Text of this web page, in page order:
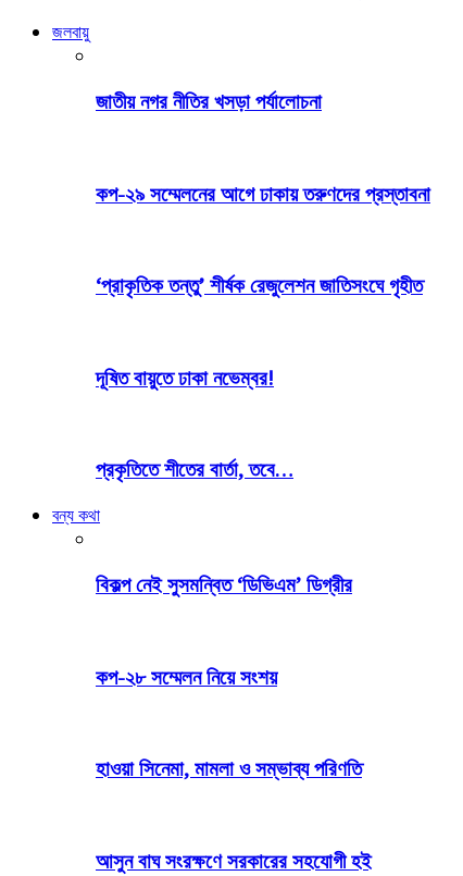
জলবায়ু
জাতীয় নগর নীতির খসড়া পর্যালোচনা
কপ-২৯ সম্মেলনের আগে ঢাকায় তরুণদের প্রস্তাবনা
‘প্রাকৃতিক তন্তু’ শীর্ষক রেজুলেশন জাতিসংঘে গৃহীত
দূষিত বায়ুতে ঢাকা নভেম্বর!
প্রকৃতিতে শীতের বার্তা, তবে…
বন্য কথা
বিকল্প নেই সুসমন্বিত ‘ডিভিএম’ ডিগ্রীর
কপ-২৮ সম্মেলন নিয়ে সংশয়
হাওয়া সিনেমা, মামলা ও সম্ভাব্য পরিণতি
আসুন বাঘ সংরক্ষণে সরকারের সহযোগী হই